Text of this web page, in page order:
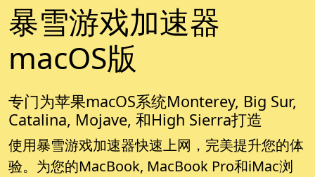
暴雪游戏加速器
macOS版
专门为苹果macOS系统Monterey, Big Sur,
Catalina, Mojave, 和High Sierra打造
使用暴雪游戏加速器快速上网，完美提升您的体
验。为您的MacBook, MacBook Pro和iMac浏